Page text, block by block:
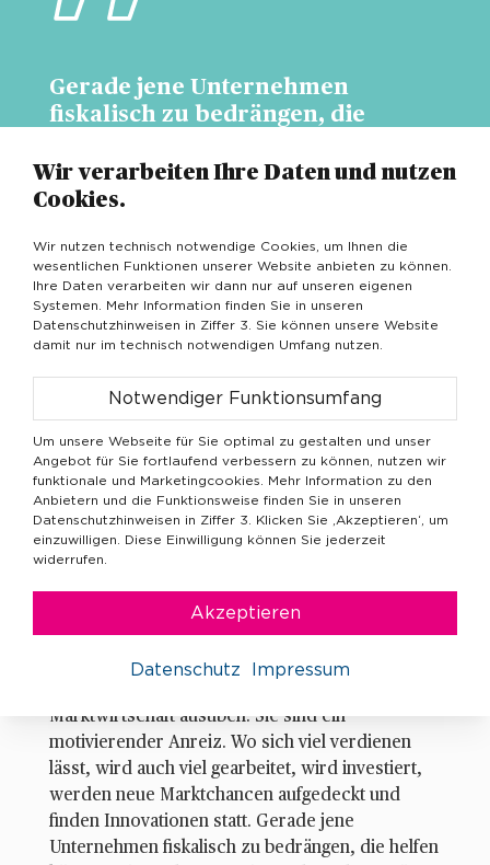
Gerade jene Unternehmen
fiskalisch zu bedrängen, die
Krise zu bestehen, wäre wenig
klug.
Mario Draghi lässt die Erträge aus der
Zusatzsteuer direkt in Umverteilung münden.
Das ist geschickt und populistisch. Die
Übergewinnsteuer bedient die Empörung
während andere – nicht zuletzt die
Verbraucherinnen und Verbraucher – in Nöte
geraten. Dabei gerät aus dem Blick, dass das
Ergebnis der Energieunternehmen nur
vorübergehend hoch sein dürfte, weil sich nicht
eingestellt haben, sondern nun auch laufend die
Kosten wachsen. Zudem wird die
ordnungspolitische Erkenntnis vergessen,
Marktwirtschaft ausüben: Sie sind ein
motivierender Anreiz. Wo sich viel verdienen
lässt, wird auch viel gearbeitet, wird investiert,
werden neue Marktchancen aufgedeckt und
finden Innovationen statt. Gerade jene
Unternehmen fiskalisch zu bedrängen, die helfen
Wir verarbeiten Ihre Daten und nutzen
Cookies.
Wir nutzen technisch notwendige Cookies, um Ihnen die
wesentlichen Funktionen unserer Website anbieten zu können.
Ihre Daten verarbeiten wir dann nur auf unseren eigenen
Systemen. Mehr Information finden Sie in unseren
Datenschutzhinweisen in Ziffer 3. Sie können unsere Website
damit nur im technisch notwendigen Umfang nutzen.
Notwendiger Funktionsumfang
Um unsere Webseite für Sie optimal zu gestalten und unser
Angebot für Sie fortlaufend verbessern zu können, nutzen wir
funktionale und Marketingcookies. Mehr Information zu den
Anbietern und die Funktionsweise finden Sie in unseren
Datenschutzhinweisen in Ziffer 3. Klicken Sie ‚Akzeptieren‘, um
einzuwilligen. Diese Einwilligung können Sie jederzeit
widerrufen.
Akzeptieren
Datenschutz Impressum